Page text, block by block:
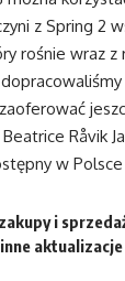
z Spring 2
rośnie wraz z
Råvik
w Polsce
i
inne